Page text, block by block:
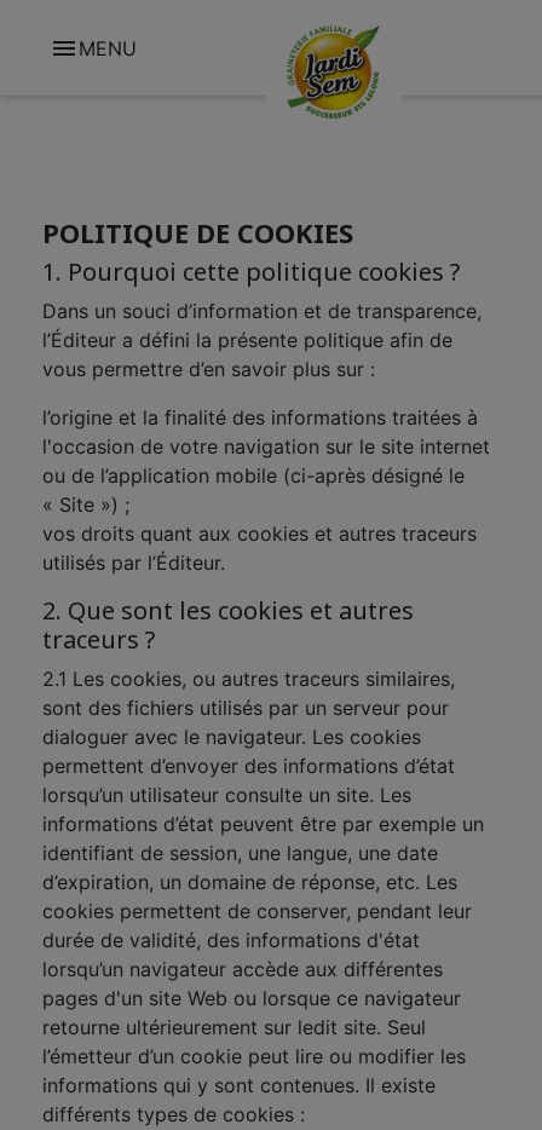
 MENU
POLITIQUE DE COOKIES
1. Pourquoi cette politique cookies ?
Dans un souci d’information et de transparence,
l’Éditeur a défini la présente politique afin de
vous permettre d’en savoir plus sur :
l’origine et la finalité des informations traitées à
l'occasion de votre navigation sur le site internet
ou de l’application mobile (ci-après désigné le
« Site ») ;
vos droits quant aux cookies et autres traceurs
utilisés par l’Éditeur.
2. Que sont les cookies et autres
traceurs ?
2.1 Les cookies, ou autres traceurs similaires,
sont des fichiers utilisés par un serveur pour
dialoguer avec le navigateur. Les cookies
permettent d’envoyer des informations d’état
lorsqu’un utilisateur consulte un site. Les
informations d’état peuvent être par exemple un
identifiant de session, une langue, une date
d’expiration, un domaine de réponse, etc. Les
cookies permettent de conserver, pendant leur
durée de validité, des informations d'état
lorsqu’un navigateur accède aux différentes
pages d'un site Web ou lorsque ce navigateur
retourne ultérieurement sur ledit site. Seul
l’émetteur d’un cookie peut lire ou modifier les
informations qui y sont contenues. Il existe
différents types de cookies :